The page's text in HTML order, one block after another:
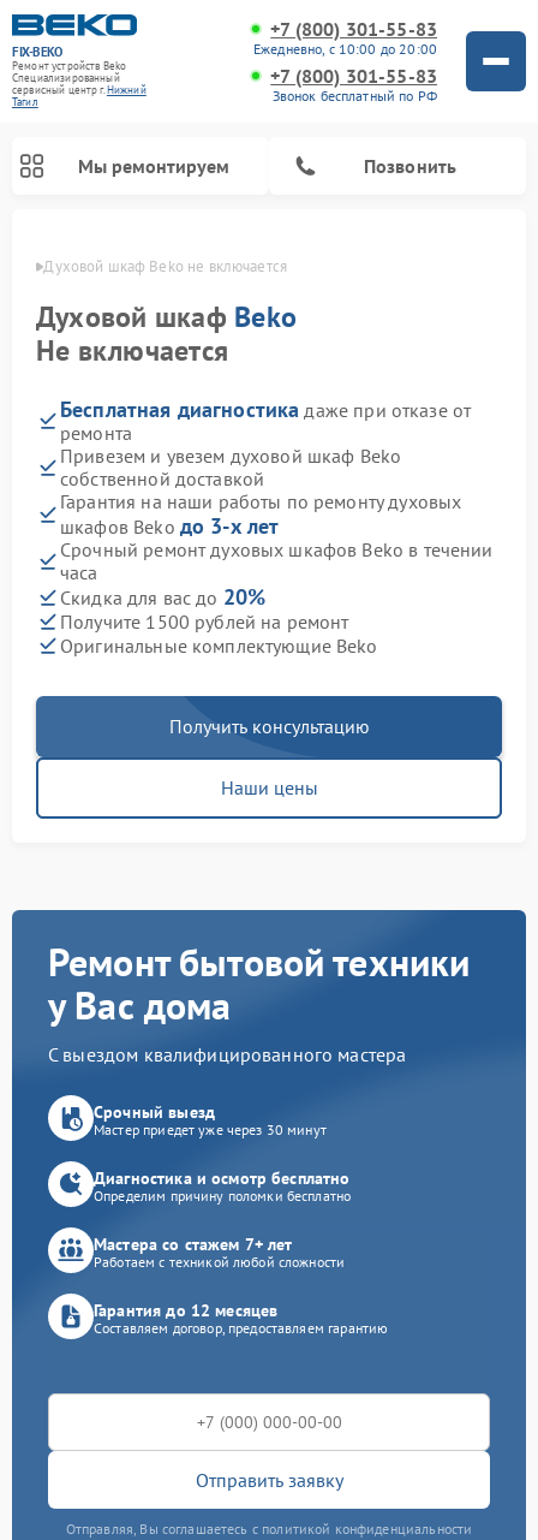
FIX-BEKO
Ремонт устройств Beko
Специализированный
cервисный центр г.Нижний
Тагил
+7 (800) 301-55-83
Ежедневно, с 10:00 до 20:00
+7 (800) 301-55-83
Звонок бесплатный по РФ
Мы ремонтируем Позвонить
Духовой шкаф Beko не включается
Духовой шкаф Beko
Не включается
Бесплатная диагностика даже при отказе от
ремонта
Привезем и увезем духовой шкаф Beko
собственной доставкой
Гарантия на наши работы по ремонту духовых
шкафов Beko до 3-х лет
Срочный ремонт духовых шкафов Beko в течении
часа
Скидка для вас до 20%
Получите 1500 рублей на ремонт
Оригинальные комплектующие Beko
Получить консультацию
Наши цены
Ремонт бытовой техники
у Вас дома
С выездом квалифицированного мастера
Срочный выезд
Мастер приедет уже через 30 минут
Диагностика и осмотр бесплатно
Определим причину поломки бесплатно
Мастера со стажем 7+ лет
Работаем с техникой любой сложности
Гарантия до 12 месяцев
Составляем договор, предоставляем гарантию
Отправить заявку
Отправляя, Вы соглашаетесь с политикой конфиденциальности